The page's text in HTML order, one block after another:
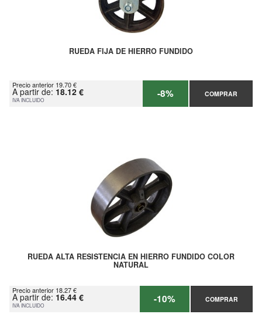
RUEDA FIJA DE HIERRO FUNDIDO
Precio anterior 19.70 €
A partir de: 18.12 €
IVA INCLUIDO -8% COMPRAR
RUEDA ALTA RESISTENCIA EN HIERRO FUNDIDO COLOR
NATURAL
Precio anterior 18.27 €
A partir de: 16.44 €
IVA INCLUIDO -10% COMPRAR